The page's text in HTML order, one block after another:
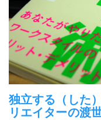
独立する（した
リエイターの渡世